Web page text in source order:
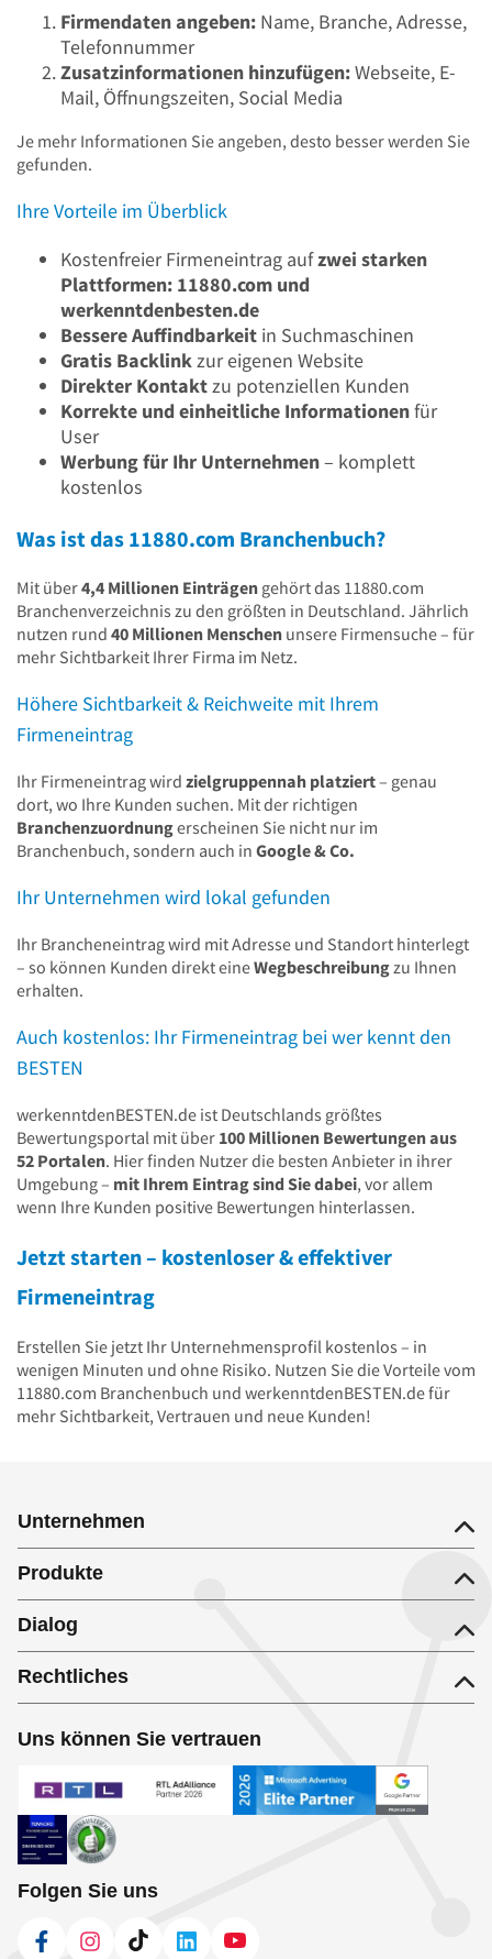
Firmendaten angeben: Name, Branche, Adresse,
Telefonnummer
Zusatzinformationen hinzufügen:Webseite, E-
Mail, Öffnungszeiten, Social Media
Je mehr Informationen Sie angeben, desto besser werden Sie
gefunden.
Ihre Vorteile im Überblick
Kostenfreier Firmeneintrag aufzwei starken
Plattformen: 11880.com und
werkenntdenbesten.de
Bessere Auffindbarkeit in Suchmaschinen
Gratis Backlinkzur eigenen Website
Direkter Kontaktzu potenziellen Kunden
Korrekte und einheitliche Informationenfür
User
Werbung für Ihr Unternehmen– komplett
kostenlos
Was ist das 11880.com Branchenbuch?
Mit über4,4 Millionen Einträgen gehört das 11880.com
Branchenverzeichnis zu den größten in Deutschland. Jährlich
nutzen rund 40 Millionen Menschen unsere Firmensuche – für
mehr Sichtbarkeit Ihrer Firma im Netz.
Höhere Sichtbarkeit & Reichweite mit Ihrem
Firmeneintrag
Ihr Firmeneintrag wird zielgruppennah platziert– genau
dort, wo Ihre Kunden suchen. Mit der richtigen
Branchenzuordnungerscheinen Sie nicht nur im
Branchenbuch, sondern auch in Google & Co.
Ihr Unternehmen wird lokal gefunden
Ihr Brancheneintrag wird mit Adresse und Standort hinterlegt
– so können Kunden direkt eineWegbeschreibungzu Ihnen
erhalten.
Auch kostenlos: Ihr Firmeneintrag bei wer kennt den
BESTEN
werkenntdenBESTEN.de ist Deutschlands größtes
Bewertungsportal mit über 100 Millionen Bewertungen aus
52 Portalen. Hier finden Nutzer die besten Anbieter in ihrer
Umgebung – mit Ihrem Eintrag sind Sie dabei, vor allem
wenn Ihre Kunden positive Bewertungen hinterlassen.
Jetzt starten – kostenloser & effektiver
Firmeneintrag
Erstellen Sie jetzt Ihr Unternehmensprofil kostenlos – in
wenigen Minuten und ohne Risiko. Nutzen Sie die Vorteile vom
11880.com Branchenbuch und werkenntdenBESTEN.de für
mehr Sichtbarkeit, Vertrauen und neue Kunden!
Unternehmen
Produkte
Dialog
Rechtliches
Uns können Sie vertrauen
Folgen Sie uns